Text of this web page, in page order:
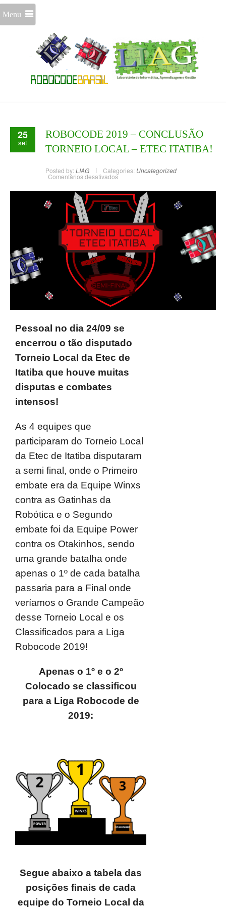
Menu
25
set
ROBOCODE 2019 – CONCLUSÃO
TORNEIO LOCAL – ETEC ITATIBA!
Posted by: LIAG Categories: Uncategorized
Comentários desativados
Pessoal no dia 24/09 se
encerrou o tão disputado
Torneio Local da Etec de
Itatiba que houve muitas
disputas e combates
intensos!
As 4 equipes que
participaram do Torneio Local
da Etec de Itatiba disputaram
a semi final, onde o Primeiro
embate era da Equipe Winxs
contra as Gatinhas da
Robótica e o Segundo
embate foi da Equipe Power
contra os Otakinhos, sendo
uma grande batalha onde
apenas o 1º de cada batalha
passaria para a Final onde
veríamos o Grande Campeão
desse Torneio Local e os
Classificados para a Liga
Robocode 2019!
Apenas o 1º e o 2º
Colocado se classificou
para a Liga Robocode de
2019:
Segue abaixo a tabela das
posições finais de cada
equipe do Torneio Local da